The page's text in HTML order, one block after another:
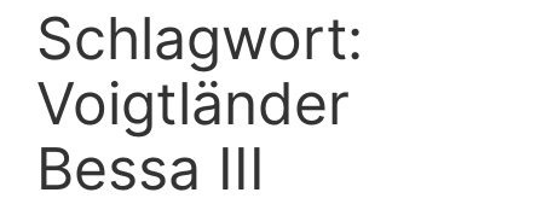
Schlagwort:
Voigtländer
Bessa III